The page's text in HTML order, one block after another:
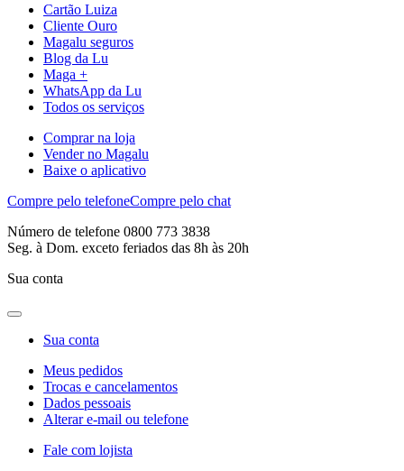
Cartão Luiza
Cliente Ouro
Magalu seguros
Blog da Lu
Maga +
WhatsApp da Lu
Todos os serviços
Comprar na loja
Vender no Magalu
Baixe o aplicativo
Compre pelo telefoneCompre pelo chat
Número de telefone 0800 773 3838
Seg. à Dom. exceto feriados das 8h às 20h
Sua conta
Sua conta
Meus pedidos
Trocas e cancelamentos
Dados pessoais
Alterar e-mail ou telefone
Fale com lojista